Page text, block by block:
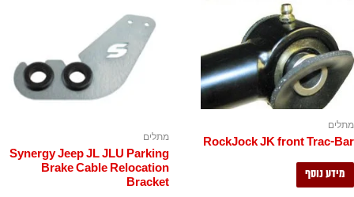
מתלים
RockJock JK front Trac-Bar
מידע נוסף
מתלים
Synergy Jeep JL JLU Parking
Brake Cable Relocation
Bracket